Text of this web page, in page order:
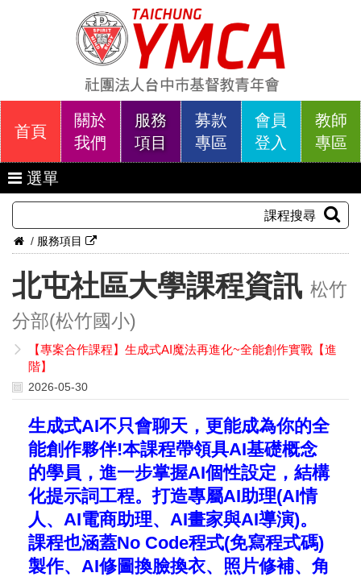
首頁
關於
我們
服務
項目
募款
專區
會員
登入
教師
專區
選單
課程搜尋
/ 服務項目
北屯社區大學課程資訊 松竹
分部(松竹國小)
【專案合作課程】生成式AI魔法再進化~全能創作實戰【進
階】
2026-05-30
生成式AI不只會聊天，更能成為你的全
能創作夥伴!本課程帶領具AI基礎概念
的學員，進一步掌握AI個性設定，結構
化提示詞工程。打造專屬AI助理(AI情
人、AI電商助理、AI畫家與AI導演)。
課程也涵蓋No Code程式(免寫程式碼)
製作、AI修圖換臉換衣、照片修補、角